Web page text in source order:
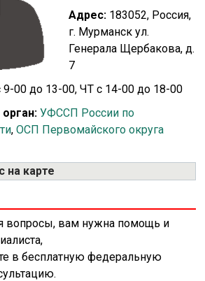
Адрес: 183052, Россия,
г. Мурманск ул.
Генерала Щербакова, д.
7
9-00 до 13-00, ЧТ с 14-00 до 18-00
УФССП России по
,ОСП Первомайского округа
на карте
вопросы, вам нужна помощь и
в бесплатную федеральную